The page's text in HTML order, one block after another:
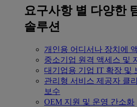
요구사항 별 다양한
솔루션
개인용 어디서나 장치에
중소기업 원격 액세스 및
대기업용 기업 IT 확장 및
관리형 서비스 제공자 클
보수
OEM 지원 및 운영 간소화